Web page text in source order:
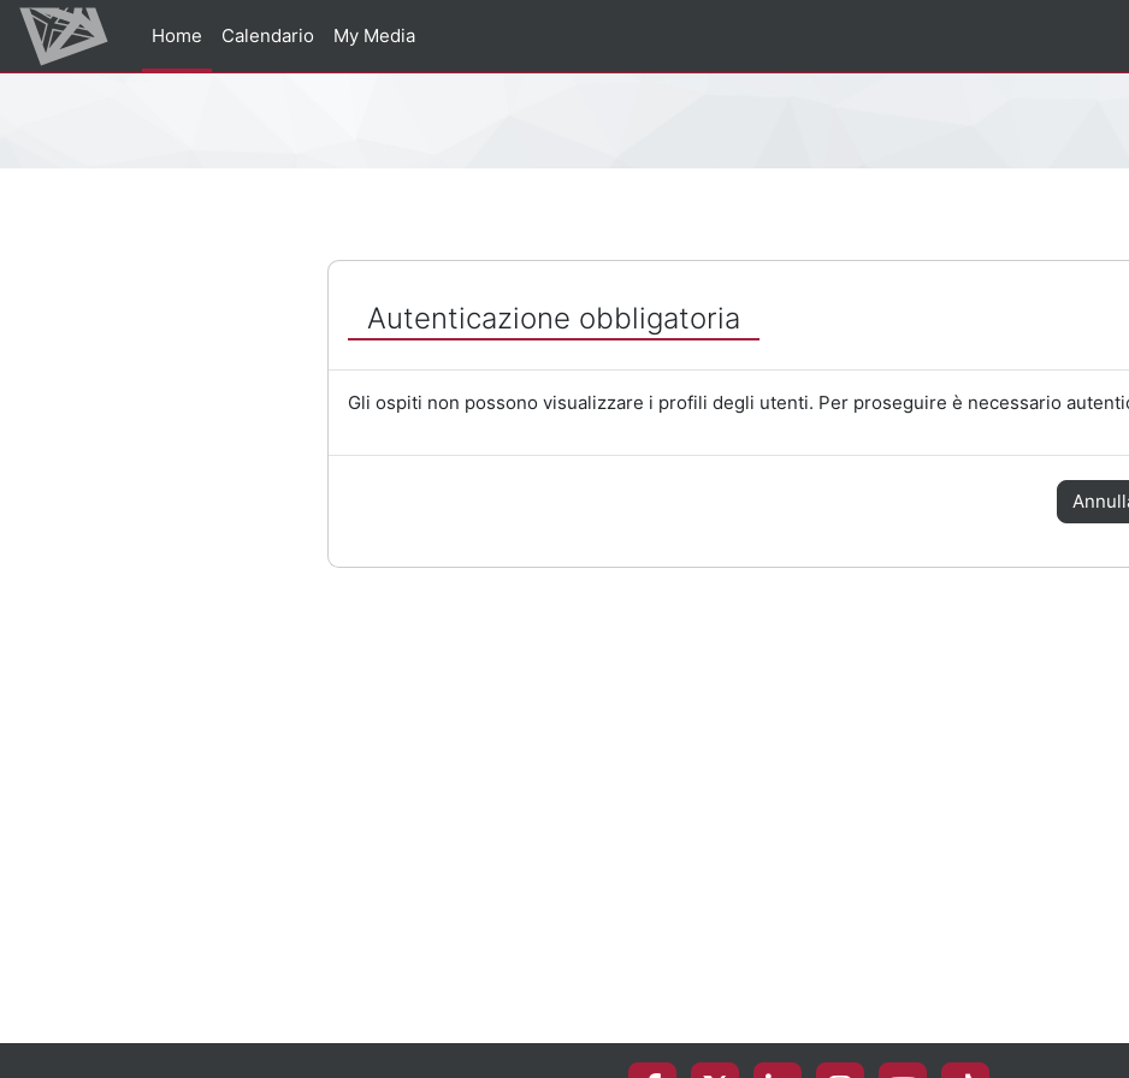
Vai al contenuto principale
Home
Calendario My Media
Autenticazione obbligatoria
Gli ospiti non possono visualizzare i profili degli utenti. Per proseguire è necessario